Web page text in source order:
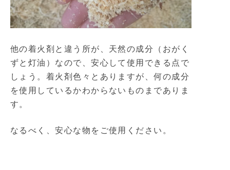
他の着火剤と違う所が、天然の成分（おがく
ずと灯油）なので、安心して使用できる点で
しょう。着火剤色々とありますが、何の成分
を使用しているかわからないものまでありま
す。
なるべく、安心な物をご使用ください。